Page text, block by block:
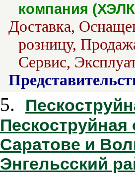
компания
Доставка,
розницу,
Сервис,
5.
Пескоструйная
Саратове и
Энгельсский